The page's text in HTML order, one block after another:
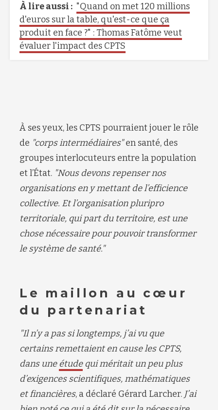
À lire aussi : "Quand on met 120 millions
d'euros sur la table, qu'est-ce que ça
produit en face ?" : Thomas Fatôme veut
évaluer l'impact des CPTS
À ses yeux, les CPTS pourraient jouer le rôle
de "corps intermédiaires"en santé, des
groupes interlocuteurs entre la population
et l’État. "Nous devons repenser nos
organisations en y mettant de l’efficience
collective. Et l’organisation pluripro
territoriale, qui part du territoire, est une
chose nécessaire pour pouvoir transformer
le système de santé."
Le maillon au cœur
du partenariat
"Il n’y a pas si longtemps, j’ai vu que
certains remettaient en cause les CPTS,
dans uneétudequi méritait un peu plus
d’exigences scientifiques, mathématiques
et financières, a déclaré Gérard Larcher. J’ai